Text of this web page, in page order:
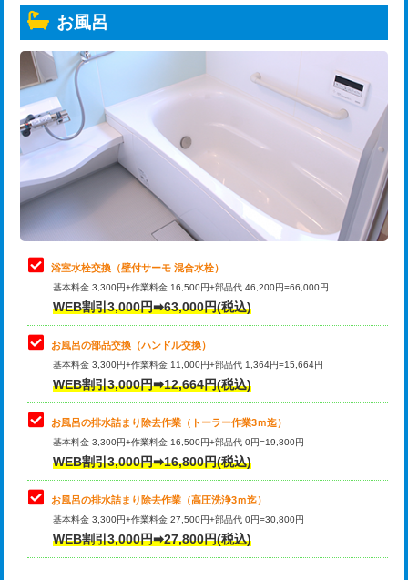
トーラー機使用/3mまで
追加トーラー機使用/3m超え
カメラ調査 33,000円
桝清掃 8,800円
止水・漏水調査・防水処理・清掃・修
理・調整・分解・加工など（軽作業）
止水・漏水調査・防水処理・清掃・修
理・調整・分解・加工など（中作業）
22,000円
止水・漏水調査・防水処理・清掃・修
理・調整・分解・加工など（重作業）
33,000円
トイレタンク脱着
トイレ便器脱着
タンクレストイレ脱着 33,000円
小便器トイレ脱着
その他部品の脱着 8,800円～
交換・取付（タンク）
お風呂
浴室水栓交換（壁付サーモ 混合水栓）
基本料金 3,300円+作業料金 16,500円+部品代 46,200円=66,000円
WEB割引3,000円➡63,000円(税込)
お風呂の部品交換（ハンドル交換）
基本料金 3,300円+作業料金 11,000円+部品代 1,364円=15,664円
WEB割引3,000円➡12,664円(税込)
お風呂の排水詰まり除去作業（トーラー作業3ｍ迄）
基本料金 3,300円+作業料金 16,500円+部品代 0円=19,800円
WEB割引3,000円➡16,800円(税込)
お風呂の排水詰まり除去作業（高圧洗浄3ｍ迄）
基本料金 3,300円+作業料金 27,500円+部品代 0円=30,800円
WEB割引3,000円➡27,800円(税込)